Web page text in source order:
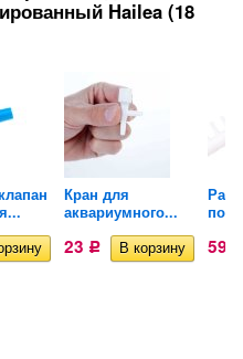
Hailea (18
Кран для
аквариумного...
23 Р 59